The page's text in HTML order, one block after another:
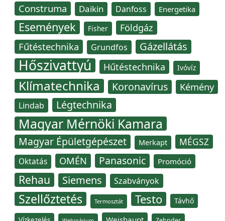
Construma Daikin Danfoss Energetika
Események Fisher Földgáz
Fűtéstechnika Grundfos Gázellátás
Hőszivattyú Hűtéstechnika Ivóvíz
Klímatechnika Koronavírus Kémény
Lindab Légtechnika
Magyar Mérnöki Kamara
Magyar Épületgépészet Merkapt MÉGSZ
Oktatás OMÉN Panasonic Promóció
Rehau Siemens Szabványok
Szellőztetés Termosztát Testo Távhő